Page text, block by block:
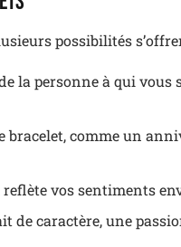
possibilités
la personne à qui vous
comme un
vos sentiments
de caractère, une